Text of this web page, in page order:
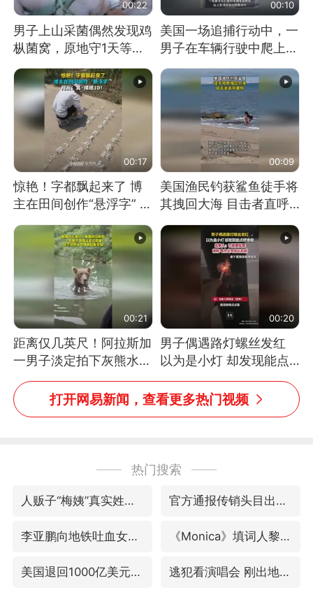
00:22
男子上山采菌偶然发现鸡
枞菌窝，原地守1天等它
长大：挖了140多朵
00:10
美国一场追捕行动中，一
男子在车辆行驶中爬上车
顶跳舞。（新京报）
00:17
惊艳！字都飘起来了 博
主在田间创作“悬浮字” 网
友：真·裸眼3D！
00:09
美国渔民钓获鲨鱼徒手将
其拽回大海 目击者直呼
震惊 （视频来源：参考
消息）
00:21
距离仅几英尺！阿拉斯加
一男子淡定拍下灰熊水中
捕食鲑鱼全程
00:20
男子偶遇路灯螺丝发红
以为是小灯 却发现能点
燃香烟 当事人：已报警
处理
打开网易新闻，查看更多热门视频
热门搜索
人贩子“梅姨”真实姓名曝光 官方通报传销头目出狱办书院
李亚鹏向地铁吐血女孩捐99999元 《Monica》填词人黎彼得去世
美国退回1000亿美元关税 逃犯看演唱会 刚出地铁就被逮住